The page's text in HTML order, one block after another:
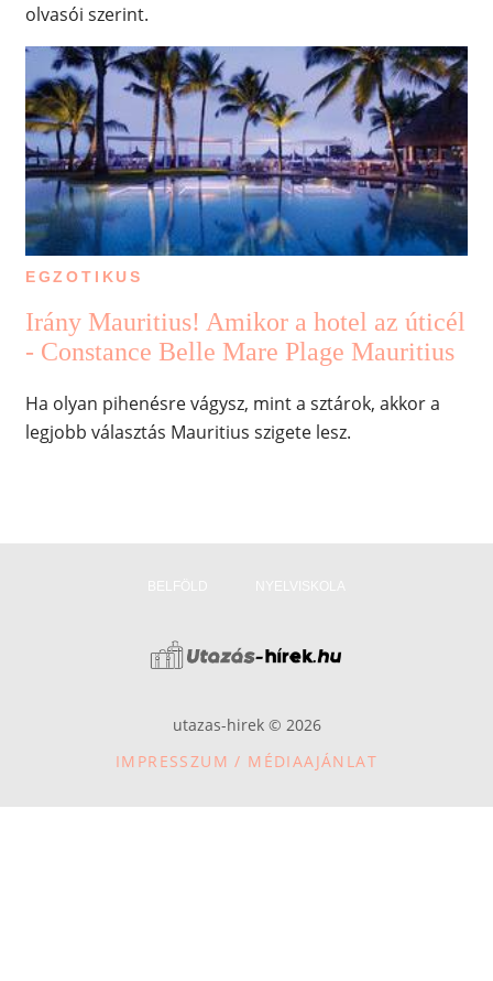
olvasói szerint.
EGZOTIKUS
Irány Mauritius! Amikor a hotel az úticél
- Constance Belle Mare Plage Mauritius
Ha olyan pihenésre vágysz, mint a sztárok, akkor a
legjobb választás Mauritius szigete lesz.
utazas-hirek © 2026
IMPRESSZUM / MÉDIAAJÁNLAT